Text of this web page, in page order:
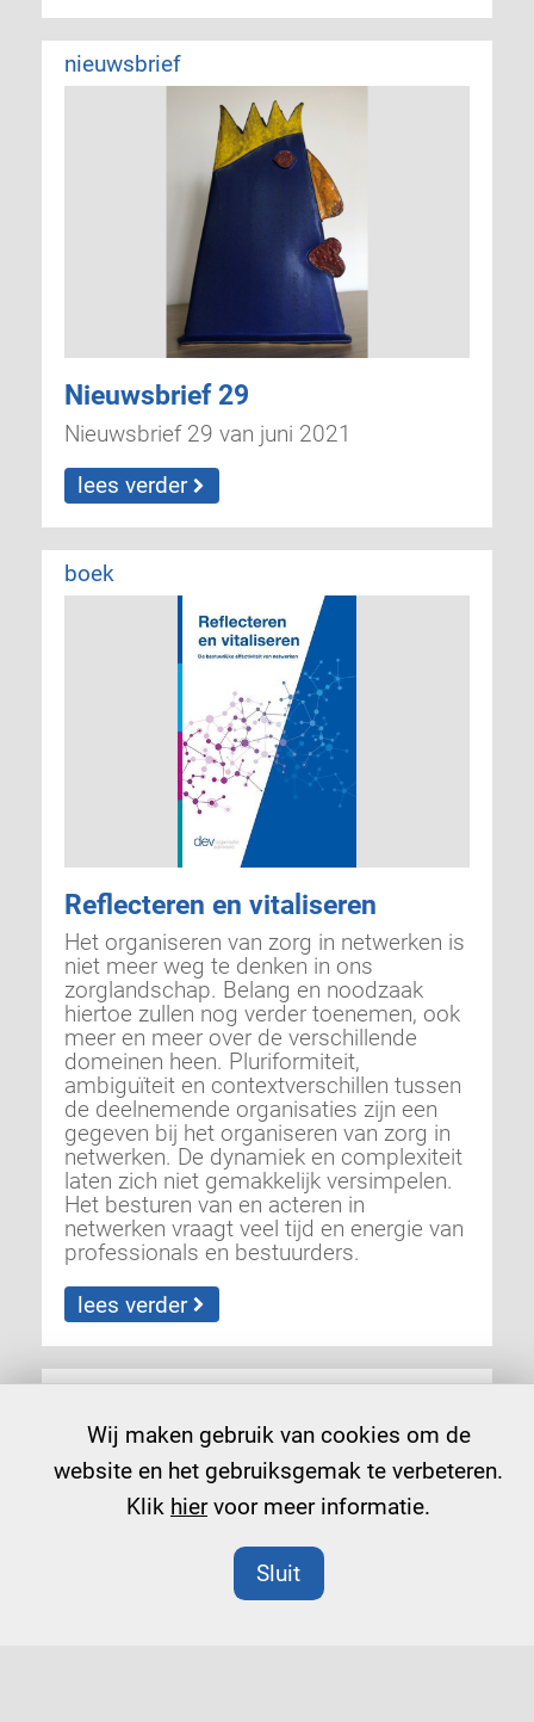
nieuwsbrief
Nieuwsbrief 29
Nieuwsbrief 29 van juni 2021
lees verder
boek
Reflecteren en vitaliseren
Het organiseren van zorg in netwerken is
niet meer weg te denken in ons
zorglandschap. Belang en noodzaak
hiertoe zullen nog verder toenemen, ook
meer en meer over de verschillende
domeinen heen. Pluriformiteit,
ambiguïteit en contextverschillen tussen
de deelnemende organisaties zijn een
gegeven bij het organiseren van zorg in
netwerken. De dynamiek en complexiteit
laten zich niet gemakkelijk versimpelen.
Het besturen van en acteren in
netwerken vraagt veel tijd en energie van
professionals en bestuurders.
lees verder
boek
Wij maken gebruik van cookies om de
website en het gebruiksgemak te verbeteren.
Klik hiervoor meer informatie.
Sluit